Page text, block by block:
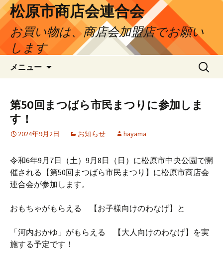
松原市商店会連合会
お買い物は、商店会加盟店でお願い
します
メニュー
ツ
ス
ッ
プ
検
索:
第50回まつばら市民まつりに参加しま
す！
2024年9月2日 お知らせ hayama
令和6年9月7日（土）9月8日（日）に松原市中央公園で開
催される【第50回まつばら市民まつり】に松原市商店会
連合会が参加します。
おもちゃがもらえる 【お子様向けのわなげ】と
「河内おかゆ」がもらえる 【大人向けのわなげ】を実
施する予定です！